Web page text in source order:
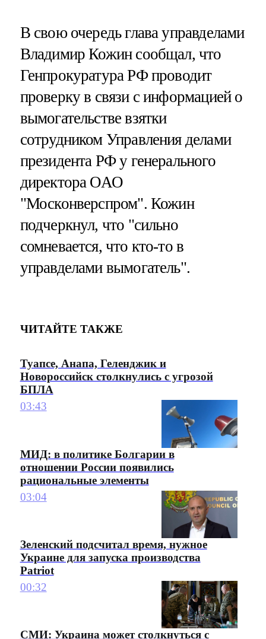
В свою очередь глава управделами
Владимир Кожин сообщал, что
Генпрокуратура РФ проводит
проверку в связи с информацией о
вымогательстве взятки
сотрудником Управления делами
президента РФ у генерального
директора ОАО
"Москонверспром". Кожин
подчеркнул, что "сильно
сомневается, что кто-то в
управделами вымогатель".
ЧИТАЙТЕ ТАКЖЕ
Туапсе, Анапа, Геленджик и
Новороссийск столкнулись с угрозой
БПЛА
03:43
МИД: в политике Болгарии в
отношении России появились
рациональные элементы
03:04
Зеленский подсчитал время, нужное
Украине для запуска производства
Patriot
00:32
СМИ: Украина может столкнуться с